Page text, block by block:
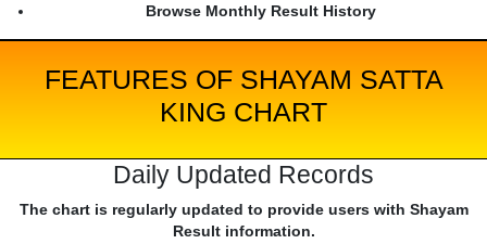
Browse Monthly Result History
FEATURES OF SHAYAM SATTA
KING CHART
Daily Updated Records
The chart is regularly updated to provide users with Shayam
Result information.